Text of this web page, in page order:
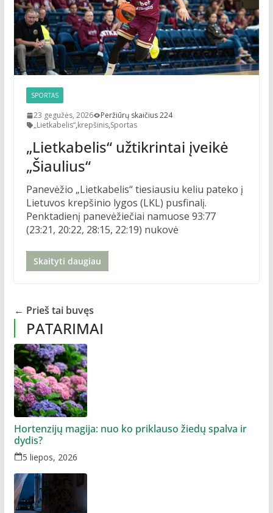
SPORTAS
23 gegužės, 2026
Peržiūrų skaičius 224
„Lietkabelis“,krepšinis,Sportas
„Lietkabelis“ užtikrintai įveikė
„Šiaulius“
Panevėžio „Lietkabelis“ tiesiausiu keliu pateko į
Lietuvos krepšinio lygos (LKL) pusfinalį.
Penktadienį panevėžiečiai namuose 93:77
(23:21, 20:22, 28:15, 22:19) nukovė
Skaityti daugiau
← Prieš tai buvęs
PATARIMAI
Hortenzijų magija: nuo ko priklauso žiedų spalva ir
dydis?
5 liepos, 2026